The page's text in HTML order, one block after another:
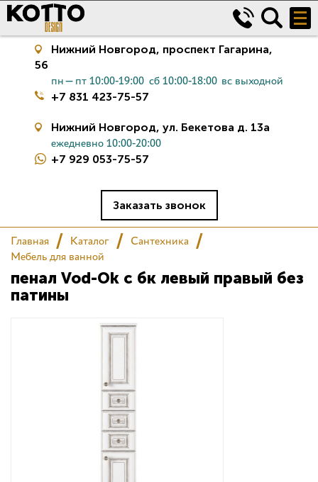
Керамическая плитка
Салон
Сертификаты
Нижний Новгород, проспект Гагарина,
56
пн—пт 10:00-19:00 сб 10:00-18:00 вс выходной
+7 831 423-75-57
Нижний Новгород, ул. Бекетова д. 13а
ежедневно 10:00-20:00
+7 929 053-75-57
Заказать звонок
Главная Каталог
Сантехника
Мебель для ванной
пенал Vod-Ok с бк левый правый без
патины